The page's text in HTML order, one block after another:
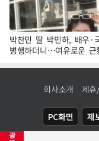
광
박찬민 딸 박민하, 배우·
병행하더니…여유로운 근
회사소개 제
PC화면 제